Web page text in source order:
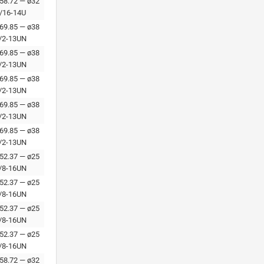
14U
— ø38
13UN
— ø38
13UN
— ø38
13UN
— ø38
13UN
— ø38
13UN
— ø25
16UN
— ø25
16UN
— ø25
16UN
— ø25
16UN
— ø32